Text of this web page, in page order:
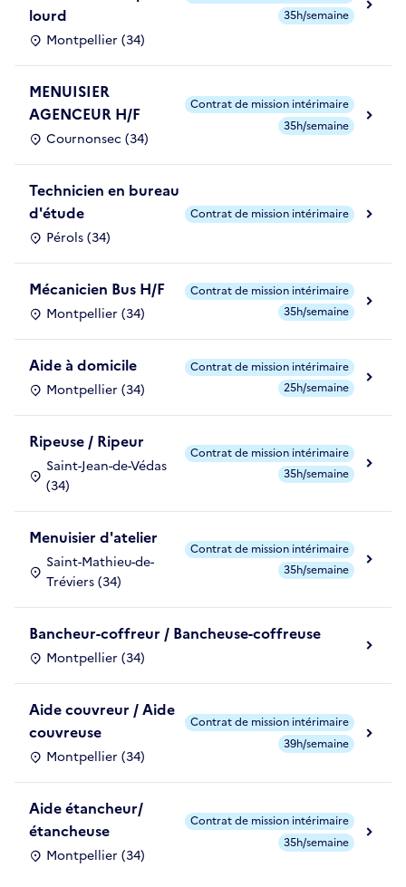
lourd
Montpellier (34)
35h/semaine
MENUISIER
AGENCEUR H/F
Cournonsec (34)
Contrat de mission intérimaire
35h/semaine
Technicien en bureau
d'étude
Pérols (34)
Contrat de mission intérimaire
Mécanicien Bus H/F
Montpellier (34)
Contrat de mission intérimaire
35h/semaine
Aide à domicile
Montpellier (34)
Contrat de mission intérimaire
25h/semaine
Ripeuse / Ripeur
Saint-Jean-de-Védas
(34)
Contrat de mission intérimaire
35h/semaine
Menuisier d'atelier
Saint-Mathieu-de-
Tréviers (34)
Contrat de mission intérimaire
35h/semaine
Bancheur-coffreur / Bancheuse-coffreuse
Montpellier (34)
Aide couvreur / Aide
couvreuse
Montpellier (34)
Contrat de mission intérimaire
39h/semaine
Aide étancheur/
étancheuse
Montpellier (34)
Contrat de mission intérimaire
35h/semaine